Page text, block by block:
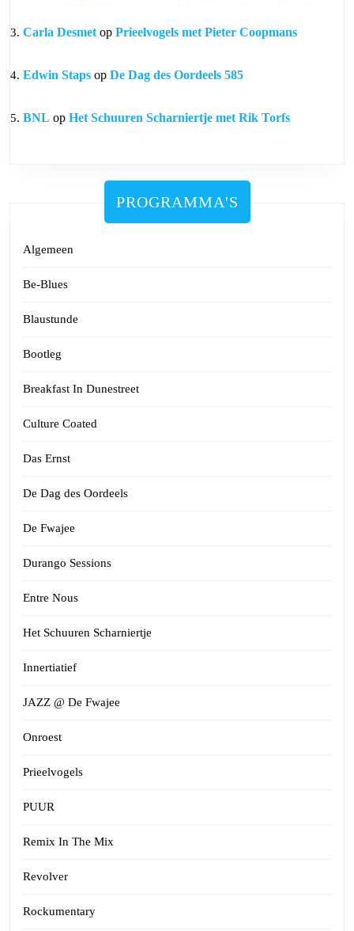
Carla Desmet op Prieelvogels met Pieter Coopmans
Edwin Staps op De Dag des Oordeels 585
BNL op Het Schuuren Scharniertje met Rik Torfs
PROGRAMMA'S
Algemeen
Be-Blues
Blaustunde
Bootleg
Breakfast In Dunestreet
Culture Coated
Das Ernst
De Dag des Oordeels
De Fwajee
Durango Sessions
Entre Nous
Het Schuuren Scharniertje
Innertiatief
JAZZ @ De Fwajee
Onroest
Prieelvogels
PUUR
Remix In The Mix
Revolver
Rockumentary